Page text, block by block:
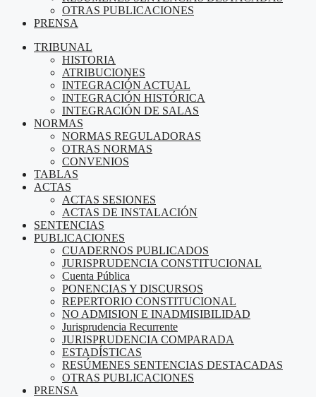
OTRAS PUBLICACIONES
PRENSA
TRIBUNAL
HISTORIA
ATRIBUCIONES
INTEGRACIÓN ACTUAL
INTEGRACIÓN HISTÓRICA
INTEGRACIÓN DE SALAS
NORMAS
NORMAS REGULADORAS
OTRAS NORMAS
CONVENIOS
TABLAS
ACTAS
ACTAS SESIONES
ACTAS DE INSTALACIÓN
SENTENCIAS
PUBLICACIONES
CUADERNOS PUBLICADOS
JURISPRUDENCIA CONSTITUCIONAL
Cuenta Pública
PONENCIAS Y DISCURSOS
REPERTORIO CONSTITUCIONAL
NO ADMISION E INADMISIBILIDAD
Jurisprudencia Recurrente
JURISPRUDENCIA COMPARADA
ESTADÍSTICAS
RESÚMENES SENTENCIAS DESTACADAS
OTRAS PUBLICACIONES
PRENSA